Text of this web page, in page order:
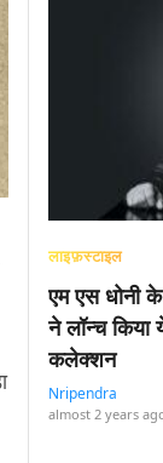
लाइफ़स्टाइल
एम एस धोनी
ने लॉन्च किया
कलेक्शन
Nripendra
almost 2 years